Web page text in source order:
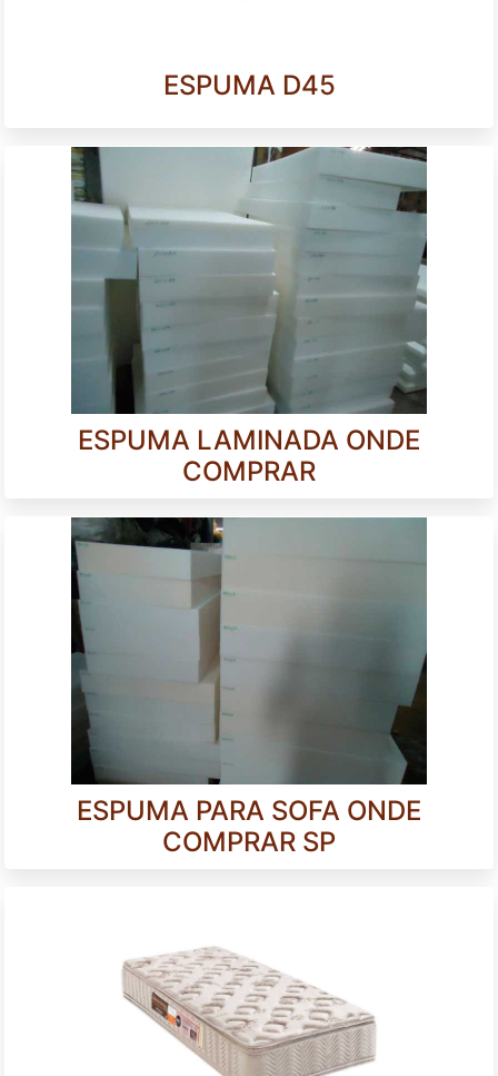
ESPUMA D45
ESPUMA LAMINADA ONDE
COMPRAR
ESPUMA PARA SOFA ONDE
COMPRAR SP